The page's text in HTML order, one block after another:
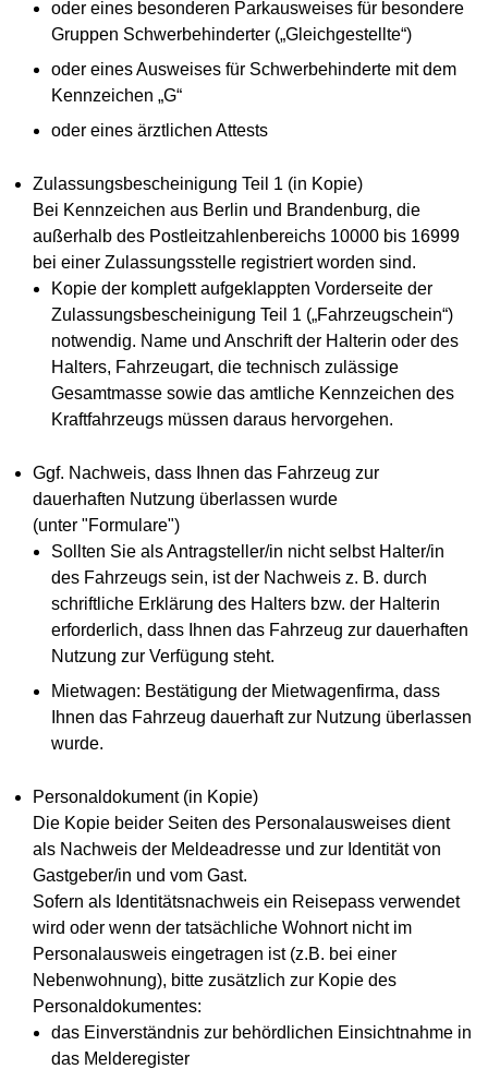
oder eines besonderen Parkausweises für besondere
Gruppen Schwerbehinderter („Gleichgestellte“)
oder eines Ausweises für Schwerbehinderte mit dem
Kennzeichen „G“
oder eines ärztlichen Attests
Zulassungsbescheinigung Teil 1 (in Kopie)
Bei Kennzeichen aus Berlin und Brandenburg, die
außerhalb des Postleitzahlenbereichs 10000 bis 16999
bei einer Zulassungsstelle registriert worden sind.
Kopie der komplett aufgeklappten Vorderseite der
Zulassungsbescheinigung Teil 1 („Fahrzeugschein“)
notwendig. Name und Anschrift der Halterin oder des
Halters, Fahrzeugart, die technisch zulässige
Gesamtmasse sowie das amtliche Kennzeichen des
Kraftfahrzeugs müssen daraus hervorgehen.
Ggf. Nachweis, dass Ihnen das Fahrzeug zur
dauerhaften Nutzung überlassen wurde
(unter "Formulare")
Sollten Sie als Antragsteller/in nicht selbst Halter/in
des Fahrzeugs sein, ist der Nachweis z. B. durch
schriftliche Erklärung des Halters bzw. der Halterin
erforderlich, dass Ihnen das Fahrzeug zur dauerhaften
Nutzung zur Verfügung steht.
Mietwagen: Bestätigung der Mietwagenfirma, dass
Ihnen das Fahrzeug dauerhaft zur Nutzung überlassen
wurde.
Personaldokument (in Kopie)
Die Kopie beider Seiten des Personalausweises dient
als Nachweis der Meldeadresse und zur Identität von
Gastgeber/in und vom Gast.
Sofern als Identitätsnachweis ein Reisepass verwendet
wird oder wenn der tatsächliche Wohnort nicht im
Personalausweis eingetragen ist (z.B. bei einer
Nebenwohnung), bitte zusätzlich zur Kopie des
Personaldokumentes:
das Einverständnis zur behördlichen Einsichtnahme in
das Melderegister